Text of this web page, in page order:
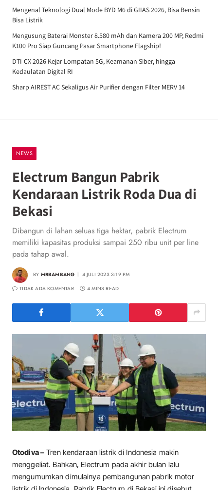
Mengenal Teknologi Dual Mode BYD M6 di GIIAS 2026, Bisa Bensin
Bisa Listrik
Mengusung Baterai Monster 8.580 mAh dan Kamera 200 MP, Redmi
K100 Pro Siap Guncang Pasar Smartphone Flagship!
DTI-CX 2026 Kejar Lompatan 5G, Keamanan Siber, hingga
Kedaulatan Digital RI
Sharp AIREST AC Sekaligus Air Purifier dengan Filter MERV 14
NEWS
Electrum Bangun Pabrik
Kendaraan Listrik Roda Dua di
Bekasi
Dibangun di lahan seluas tiga hektar, pabrik Electrum
memiliki kapasitas produksi sampai 250 ribu unit per line
pada tahap awal.
BY MRBAMBANG
4 JULI 2023 3:19 PM
TIDAK ADA KOMENTAR
4 MINS READ
Otodiva – Tren kendaraan listrik di Indonesia makin
menggeliat. Bahkan, Electrum pada akhir bulan lalu
mengumumkan dimulainya pembangunan pabrik motor